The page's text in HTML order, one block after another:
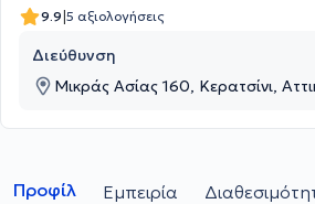
9.9|5 αξιολογήσεις
Διεύθυνση
Μικράς Ασίας 160, Κερατσίνι,
Προφίλ Εμπειρία